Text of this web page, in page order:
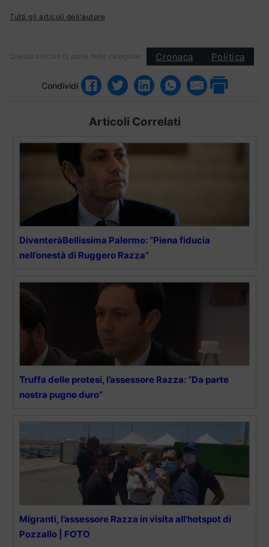
Tutti gli articoli dell'autore
Questo articolo fa parte delle categorie: Cronaca Politica
Condividi
Articoli Correlati
DiventeràBellissima Palermo: “Piena fiducia
nell’onestà di Ruggero Razza”
Truffa delle protesi, l’assessore Razza: “Da parte
nostra pugno duro”
Migranti, l’assessore Razza in visita all’hotspot di
Pozzallo | FOTO